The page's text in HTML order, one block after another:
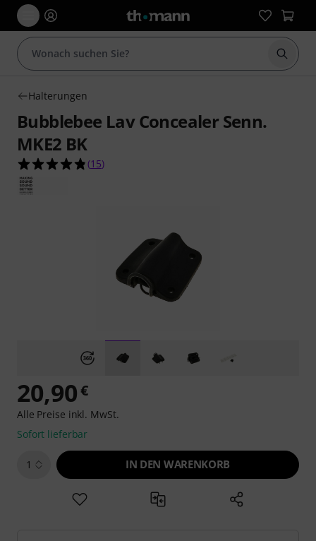
Suche
Halterungen
Bubblebee Lav Concealer Senn.
MKE2 BK
4.8 von 5 Sternen aus 15 Kundenbewertungen
(15)
20,90€
Alle Preise inkl. MwSt.
Sofort lieferbar
1 IN DEN WARENKORB